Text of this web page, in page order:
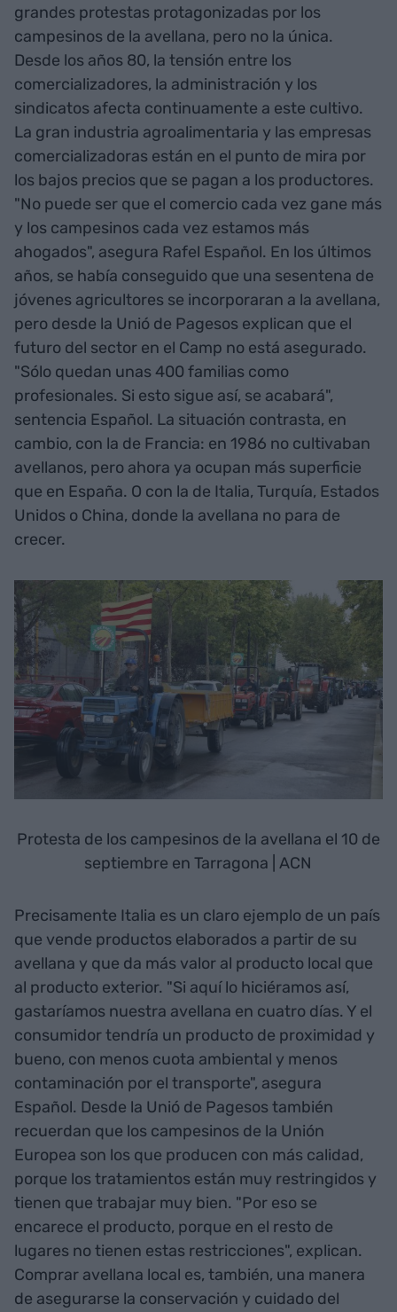
grandes protestas protagonizadas por los
campesinos de la avellana, pero no la única.
Desde los años 80, la tensión entre los
comercializadores, la administración y los
sindicatos afecta continuamente a este cultivo.
La gran industria agroalimentaria y las empresas
comercializadoras están en el punto de mira por
los bajos precios que se pagan a los productores.
"No puede ser que el comercio cada vez gane más
y los campesinos cada vez estamos más
ahogados", asegura Rafel Español. En los últimos
años, se había conseguido que una sesentena de
jóvenes agricultores se incorporaran a la avellana,
pero desde la Unió de Pagesos explican que el
futuro del sector en el Camp no está asegurado.
"Sólo quedan unas 400 familias como
profesionales. Si esto sigue así, se acabará",
sentencia Español. La situación contrasta, en
cambio, con la de Francia: en 1986 no cultivaban
avellanos, pero ahora ya ocupan más superficie
que en España. O con la de Italia, Turquía, Estados
Unidos o China, donde la avellana no para de
crecer.
Protesta de los campesinos de la avellana el 10 de
septiembre en Tarragona | ACN
Precisamente Italia es un claro ejemplo de un país
que vende productos elaborados a partir de su
avellana y que da más valor al producto local que
al producto exterior. "Si aquí lo hiciéramos así,
gastaríamos nuestra avellana en cuatro días. Y el
consumidor tendría un producto de proximidad y
bueno, con menos cuota ambiental y menos
contaminación por el transporte", asegura
Español. Desde la Unió de Pagesos también
recuerdan que los campesinos de la Unión
Europea son los que producen con más calidad,
porque los tratamientos están muy restringidos y
tienen que trabajar muy bien. "Por eso se
encarece el producto, porque en el resto de
lugares no tienen estas restricciones", explican.
Comprar avellana local es, también, una manera
de asegurarse la conservación y cuidado del